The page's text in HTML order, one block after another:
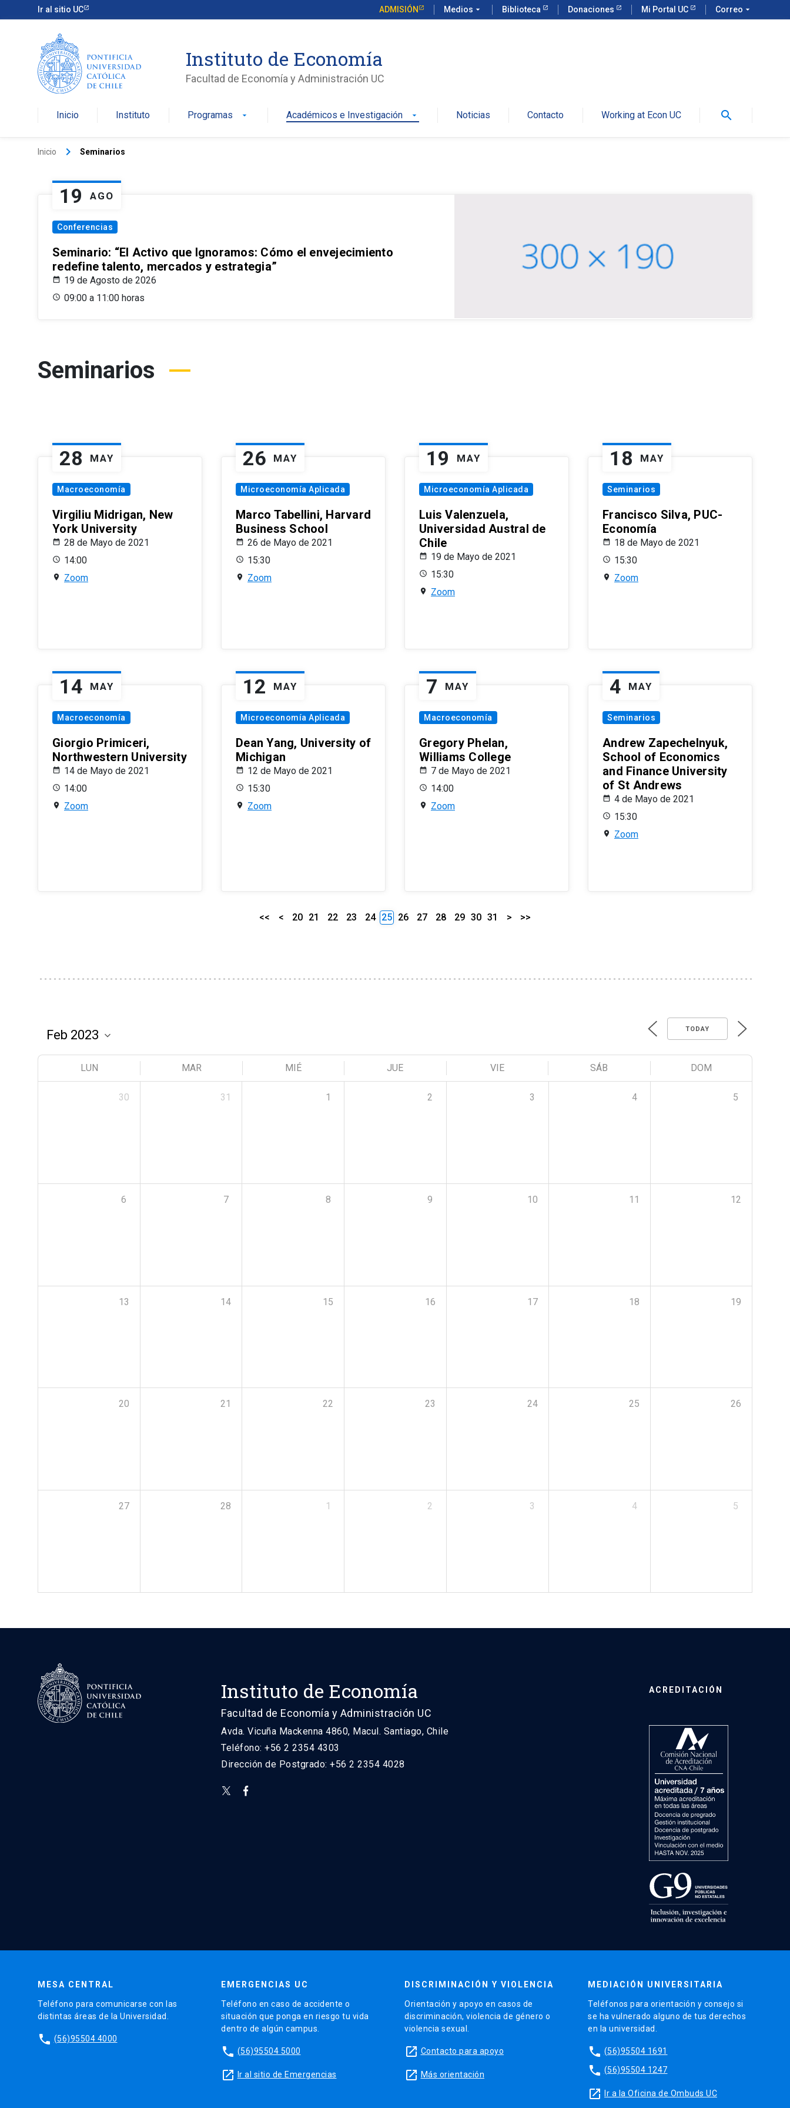
Ir al sitio UC ADMISIÓN Medios arrow_drop_down Biblioteca Donaciones Mi Portal UC Correo arrow_drop_down
Instituto de Economía
Facultad de Economía y Administración UC
Inicio Instituto Programas arrow_drop_down Académicos e Investigación arrow_drop_down Noticias Contacto Working at Econ UC search
Inicio keyboard_arrow_right Seminarios
19 AGO
Conferencias
Seminario: “El Activo que Ignoramos: Cómo el envejecimiento
redefine talento, mercados y estrategia”
19 de Agosto de 2026
09:00 a 11:00 horas
Seminarios
28 MAY
Macroeconomía
Virgiliu Midrigan, New
York University
28 de Mayo de 2021
14:00
Zoom
26 MAY
Microeconomía Aplicada
Marco Tabellini, Harvard
Business School
26 de Mayo de 2021
15:30
Zoom
19 MAY
Microeconomía Aplicada
Luis Valenzuela,
Universidad Austral de
Chile
19 de Mayo de 2021
15:30
Zoom
18 MAY
Seminarios
Francisco Silva, PUC-
Economía
18 de Mayo de 2021
15:30
Zoom
14 MAY
Macroeconomía
Giorgio Primiceri,
Northwestern University
14 de Mayo de 2021
14:00
Zoom
12 MAY
Microeconomía Aplicada
Dean Yang, University of
Michigan
12 de Mayo de 2021
15:30
Zoom
7 MAY
Macroeconomía
Gregory Phelan,
Williams College
7 de Mayo de 2021
14:00
Zoom
4 MAY
Seminarios
Andrew Zapechelnyuk,
School of Economics
and Finance University
of St Andrews
4 de Mayo de 2021
15:30
Zoom
<< < 20 21 22 23 24 25 26 27 28 29 30 31 > >>
TODAY
LUN MAR MIÉ JUE VIE SÁB DOM
30 31 1 2 3 4 5
6 7 8 9 10 11 12
13 14 15 16 17 18 19
20 21 22 23 24 25 26
27 28 1 2 3 4 5
Instituto de Economía
Facultad de Economía y Administración UC
Avda. Vicuña Mackenna 4860, Macul. Santiago, Chile
Teléfono: +56 2 2354 4303
Dirección de Postgrado: +56 2 2354 4028
ACREDITACIÓN
MESA CENTRAL
Teléfono para comunicarse con las
distintas áreas de la Universidad.
phone (56)95504 4000
EMERGENCIAS UC
Teléfono en caso de accidente o
situación que ponga en riesgo tu vida
dentro de algún campus.
phone (56)95504 5000
launch Ir al sitio de Emergencias
DISCRIMINACIÓN Y VIOLENCIA
Orientación y apoyo en casos de
discriminación, violencia de género o
violencia sexual.
launch Contacto para apoyo
launch Más orientación
MEDIACIÓN UNIVERSITARIA
Teléfonos para orientación y consejo si
se ha vulnerado alguno de tus derechos
en la universidad.
phone (56)95504 1691
phone (56)95504 1247
launch Ir a la Oficina de Ombuds UC